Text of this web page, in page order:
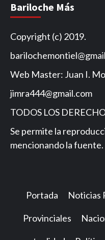
Bariloche Más
Copyright (c) 2019.
Web Master: Juan I.
jimra444@gmail.com
TODOS LOS
Se permite la
mencionando la fuente.
Portada Noticias
Provinciales